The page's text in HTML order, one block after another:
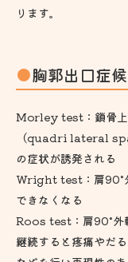
ります。
胸郭出口症
Morley test：鎖骨上
（quadri lateral
の症状が誘発される
Wright test：肩90°
できなくなる
Roos test：肩90°外
継続すると疼痛やだ